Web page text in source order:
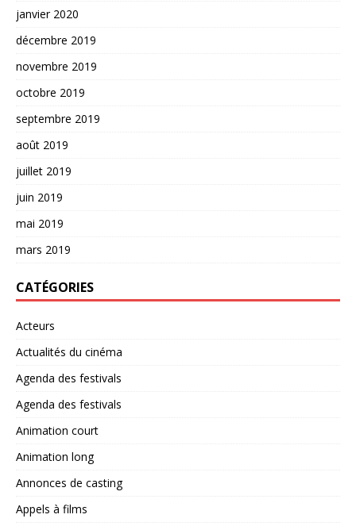
janvier 2020
décembre 2019
novembre 2019
octobre 2019
septembre 2019
août 2019
juillet 2019
juin 2019
mai 2019
mars 2019
CATÉGORIES
Acteurs
Actualités du cinéma
Agenda des festivals
Agenda des festivals
Animation court
Animation long
Annonces de casting
Appels à films